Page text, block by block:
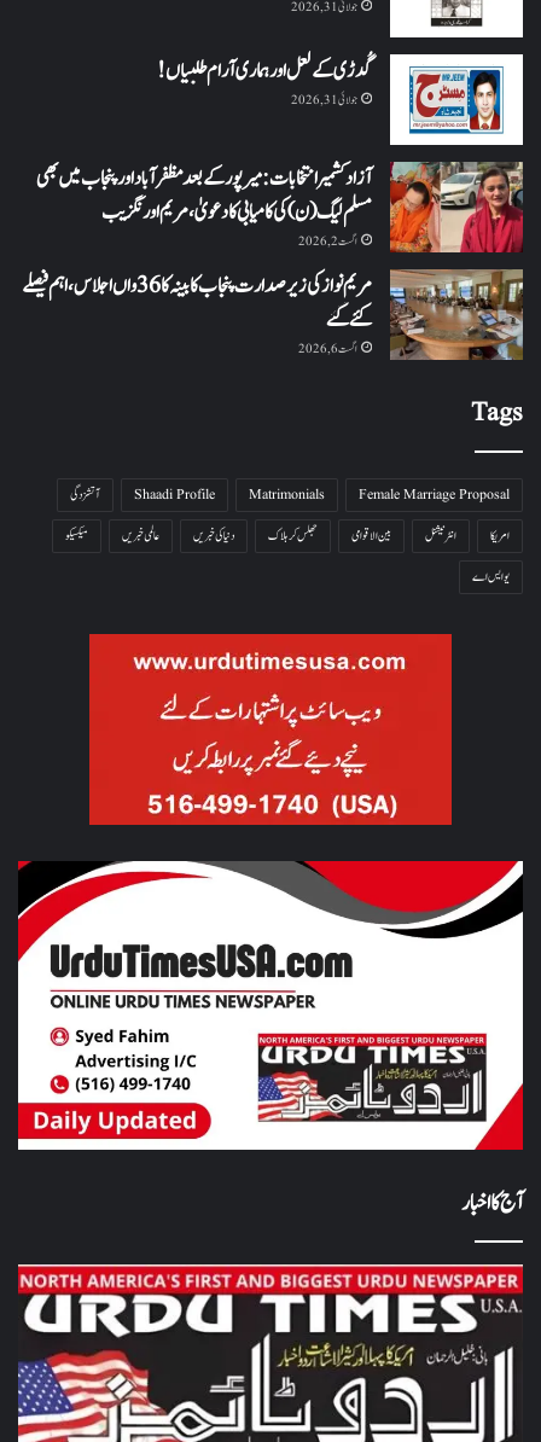
جولائی 31, 2026
گُدڑی کے لعل اور ہماری آرام طلبیاں!
جولائی 31, 2026
آزاد کشمیر انتخابات: میرپور کے بعد مظفرآباد اور پنجاب میں بھی
مسلم لیگ (ن) کی کامیابی کا دعویٰ، مریم اورنگزیب
اگست 2, 2026
مریم نواز کی زیر صدارت پنجاب کابینہ کا 36واں اجلاس،اہم فیصلے
کئے گئے
اگست 6, 2026
Tags
Female Marriage Proposal
Matrimonials
Shaadi Profile
آتشزدگی
امریکا
انٹرنیشنل بین الاقوامی جھلس کر ہلاک دنیا کی خبریں عالمی خبریں
میکسیکو
یو ایس اے
آج کا اخبار